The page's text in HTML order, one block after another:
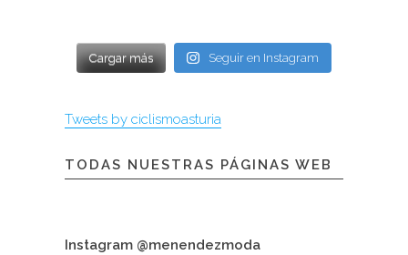
Cargar más Seguir en Instagram
Tweets by ciclismoasturia
TODAS NUESTRAS PÁGINAS WEB
Instagram @menendezmoda